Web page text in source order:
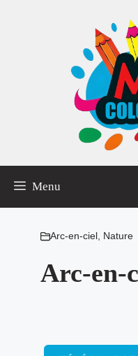
Menu
Arc-en-ciel, Nature
Arc-en-